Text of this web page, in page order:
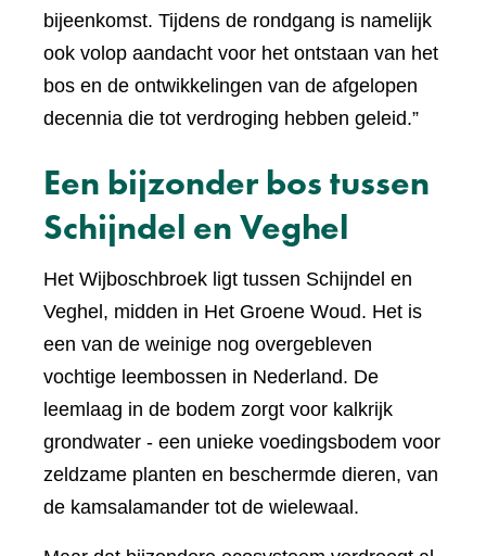
bijeenkomst. Tijdens de rondgang is namelijk
ook volop aandacht voor het ontstaan van het
bos en de ontwikkelingen van de afgelopen
decennia die tot verdroging hebben geleid.”
Een bijzonder bos tussen
Schijndel en Veghel
Het Wijboschbroek ligt tussen Schijndel en
Veghel, midden in Het Groene Woud. Het is
een van de weinige nog overgebleven
vochtige leembossen in Nederland. De
leemlaag in de bodem zorgt voor kalkrijk
grondwater - een unieke voedingsbodem voor
zeldzame planten en beschermde dieren, van
de kamsalamander tot de wielewaal.